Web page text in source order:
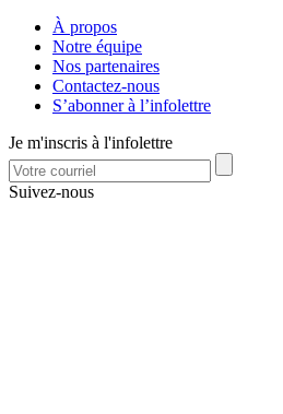
À propos
Notre équipe
Nos partenaires
Contactez-nous
S’abonner à l’infolettre
Je m'inscris à l'infolettre
Suivez-nous